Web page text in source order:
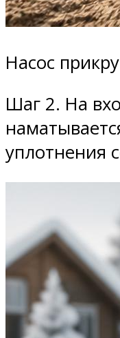
Насос
Шаг 2. На
уплотнения